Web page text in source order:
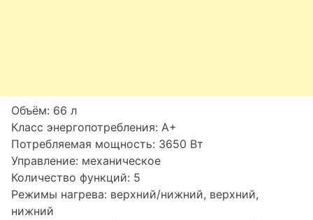
Объём: 66 л
Класс энергопотребления: A+
Потребляемая мощность: 3650 Вт
Управление: механическое
Количество функций: 5
Режимы нагрева: верхний/нижний, верхний,
нижний